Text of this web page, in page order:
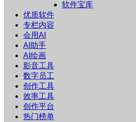
软件宝库
优质软件
专栏内容
会用AI
AI助手
AI绘画
影音工具
数字员工
创作工具
效率工具
创作平台
热门榜单